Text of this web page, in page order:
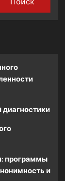
программы
и